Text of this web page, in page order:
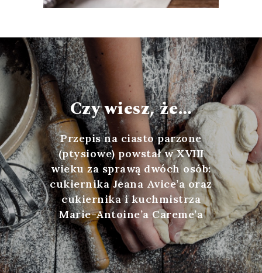
Czy wiesz, że…
Przepis na ciasto parzone
(ptysiowe) powstał w XVIII
wieku za sprawą dwóch osób:
cukiernika Jeana Avice’a oraz
cukiernika i kuchmistrza
Marie-Antoine’a Careme’a